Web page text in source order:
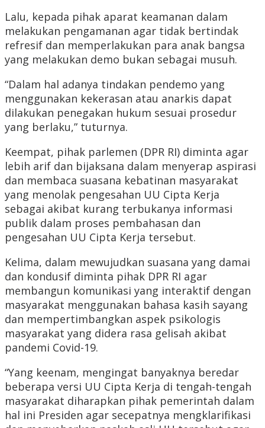
Lalu, kepada pihak aparat keamanan dalam
melakukan pengamanan agar tidak bertindak
refresif dan memperlakukan para anak bangsa
yang melakukan demo bukan sebagai musuh.
“Dalam hal adanya tindakan pendemo yang
menggunakan kekerasan atau anarkis dapat
dilakukan penegakan hukum sesuai prosedur
yang berlaku,” tuturnya.
Keempat, pihak parlemen (DPR RI) diminta agar
lebih arif dan bijaksana dalam menyerap aspirasi
dan membaca suasana kebatinan masyarakat
yang menolak pengesahan UU Cipta Kerja
sebagai akibat kurang terbukanya informasi
publik dalam proses pembahasan dan
pengesahan UU Cipta Kerja tersebut.
Kelima, dalam mewujudkan suasana yang damai
dan kondusif diminta pihak DPR RI agar
membangun komunikasi yang interaktif dengan
masyarakat menggunakan bahasa kasih sayang
dan mempertimbangkan aspek psikologis
masyarakat yang didera rasa gelisah akibat
pandemi Covid-19.
“Yang keenam, mengingat banyaknya beredar
beberapa versi UU Cipta Kerja di tengah-tengah
masyarakat diharapkan pihak pemerintah dalam
hal ini Presiden agar secepatnya mengklarifikasi